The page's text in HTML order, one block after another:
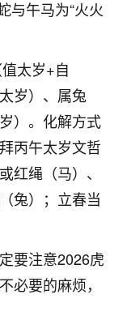
与午马为“火火
太岁+自
岁）、属兔
）。化解方式
丙午太岁文哲
红绳（马）、
兔）；立春当
要注意2026虎
必要的麻烦，
做超度，她今年
刚开始我经常
，找到慧来老
没有梦到过
心安，给亡母
。
11